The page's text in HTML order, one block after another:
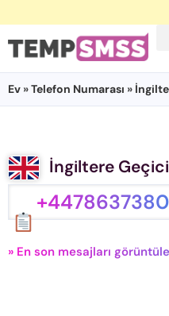
Ev »Telefon Numarası »
İngiltere Geçici
» En son mesajları